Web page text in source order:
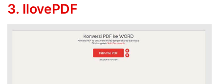
3. IlovePDF